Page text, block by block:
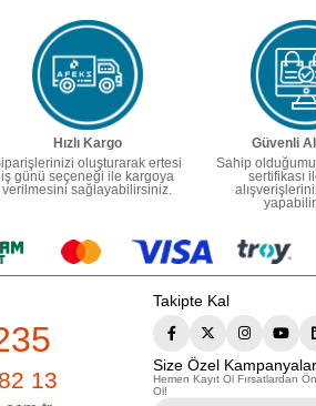
Hızlı Kargo
oluşturarak ertesi
iş günü seçeneği ile kargoya
verilmesini sağlayabilirsiniz.
Güvenli
Sahip
sertifikası
13
Takipte Kal
Size Özel Kampanyalar
Hemen Kayıt Ol Fırsatlardan
Ol!